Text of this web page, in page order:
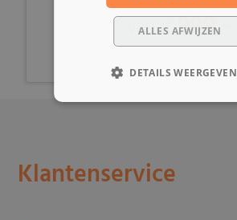
vanaf999,-
Klantenservice
ALLES AFWIJZEN
DETAILS WEERGEVEN